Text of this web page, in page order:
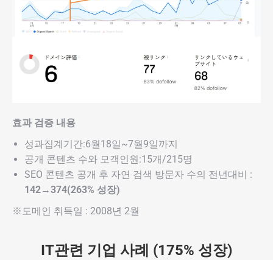
효과 검증 내용
성과집계기간:6월18일~7월9일까지
공개 콘텐츠 수와 모객인원:15개/215명
SEO 콘텐츠 공개 후 자연 검색 방문자 수의 전년대비 :
142→374(263% 성장)
※도메인 취득일 : 2008년 2월
IT관련 기업 사례 (175% 성장)